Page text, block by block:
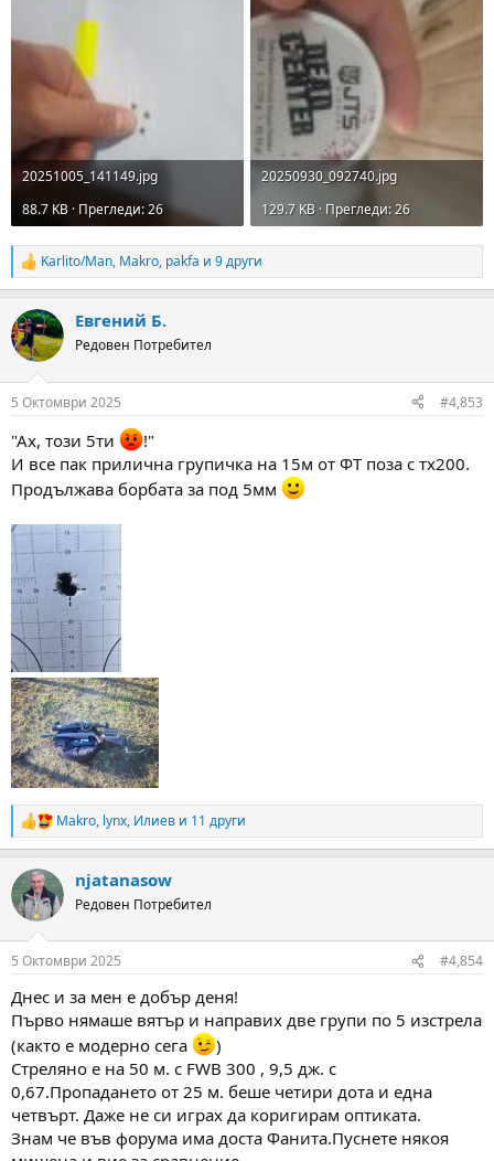
20251005_141149.jpg
88.7 KB · Прегледи: 26
20250930_092740.jpg
129.7 KB · Прегледи: 26
R
e
c
t
i
s
Karlito/Man, Makro, pakfa и 9 други
Евгений Б.
Редовен Потребител
5 Октомври 2025 #4,853
"Ах, този 5ти
!"
И все пак прилична групичка на 15м от ФТ поза с тх200.
Продължава борбата за под 5мм
R
e
c
t
i
s
Makro, lynx, Илиев и 11 други
njatanasow
Редовен Потребител
5 Октомври 2025 #4,854
Днес и за мен е добър деня!
Първо нямаше вятър и направих две групи по 5 изстрела
(както е модерно сега
)
Стреляно е на 50 м. с FWB 300 , 9,5 дж. с
0,67.Пропадането от 25 м. беше четири дота и една
четвърт. Даже не си играх да коригирам оптиката.
Знам че във форума има доста Фанита.Пуснете някоя